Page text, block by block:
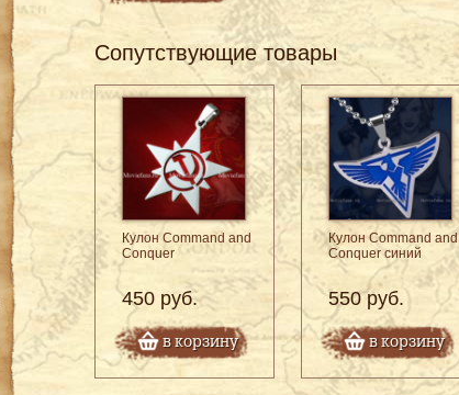
Сопутствующие товары
Кулон Command and
Conquer
450 руб.
в корзину
Кулон Command and
Conquer синий
550 руб.
в корзину